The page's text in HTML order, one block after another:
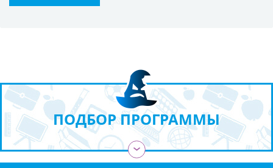
ПОДБОР ПРОГРАММЫ
›